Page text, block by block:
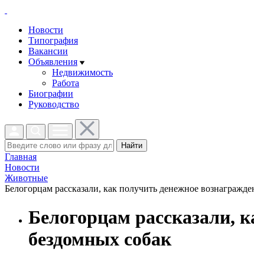
Новости
Типография
Вакансии
Объявления
Недвижимость
Работа
Биографии
Руководство
Найти
Главная
Новости
Животные
Белогорцам рассказали, как получить денежное
Белогорцам рассказали,
бездомных собак